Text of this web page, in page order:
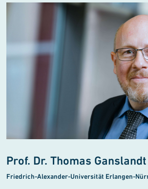
Prof. Dr. Thomas Ganslandt
Friedrich-Alexander-Universität Erlangen-